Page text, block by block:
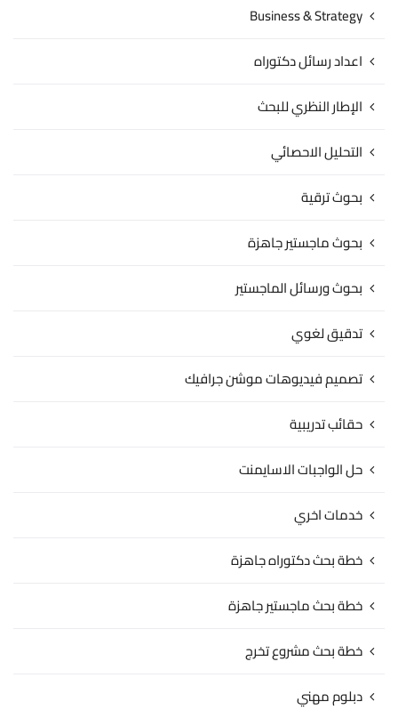
Business & Strategy
اعداد رسائل دكتوراه
الإطار النظري للبحث
التحليل الاحصائي
بحوث ترقية
بحوث ماجستير جاهزة
بحوث ورسائل الماجستير
تدقيق لغوي
تصميم فيديوهات موشن جرافيك
حقائب تدريبية
حل الواجبات الاسايمنت
خدمات اخري
خطة بحث دكتوراه جاهزة
خطة بحث ماجستير جاهزة
خطة بحث مشروع تخرج
دبلوم مهني